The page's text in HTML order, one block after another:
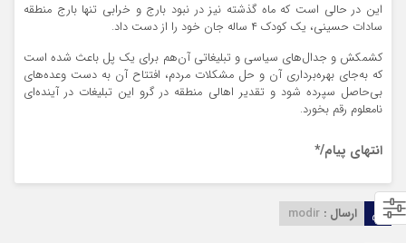
این در حالی است که ماه گذشته نیز در نبود بارج و خرابی تنها بارج منطقه
سادات حسینی، یک کودک ۴ ساله جان خود را از دست داد.
کشمکش و جدال‌های سیاسی و تبلیغاتی آن‌هم برای یک پل باعث شده است
که به‌جای بهره‌برداری آن و حل مشکلات مردم، افتتاح آن به دست وعده‌های
بی‌حاصل سپرده شود و تقدیر اهالی منطقه در گرو این تبلیغات در آینده‌ای
نامعلوم رقم بخورد.
انتهای پیام/*
ارسال : modir